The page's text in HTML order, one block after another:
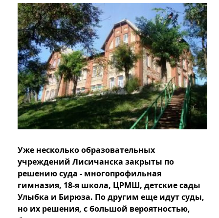
Уже несколько образовательных
учреждений Лисичанска закрыты по
решению суда - многопрофильная
гимназия, 18-я школа, ЦРМШ, детские сады
Улыбка и Бирюза. По другим еще идут суды,
но их решения, с большой вероятностью,